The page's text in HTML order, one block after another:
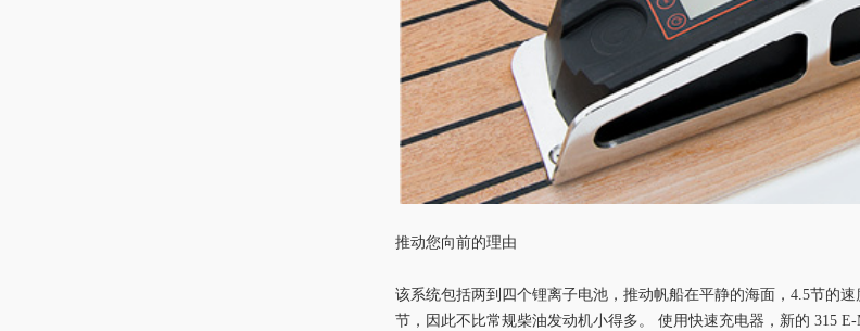
推动您向前的理由
该系统包括两到四个锂离子电池，推动帆船在平静的海面 ，4.5节的速
节，因此不比常规柴油发动机小得多。 使用快速充电器 ，新的 315